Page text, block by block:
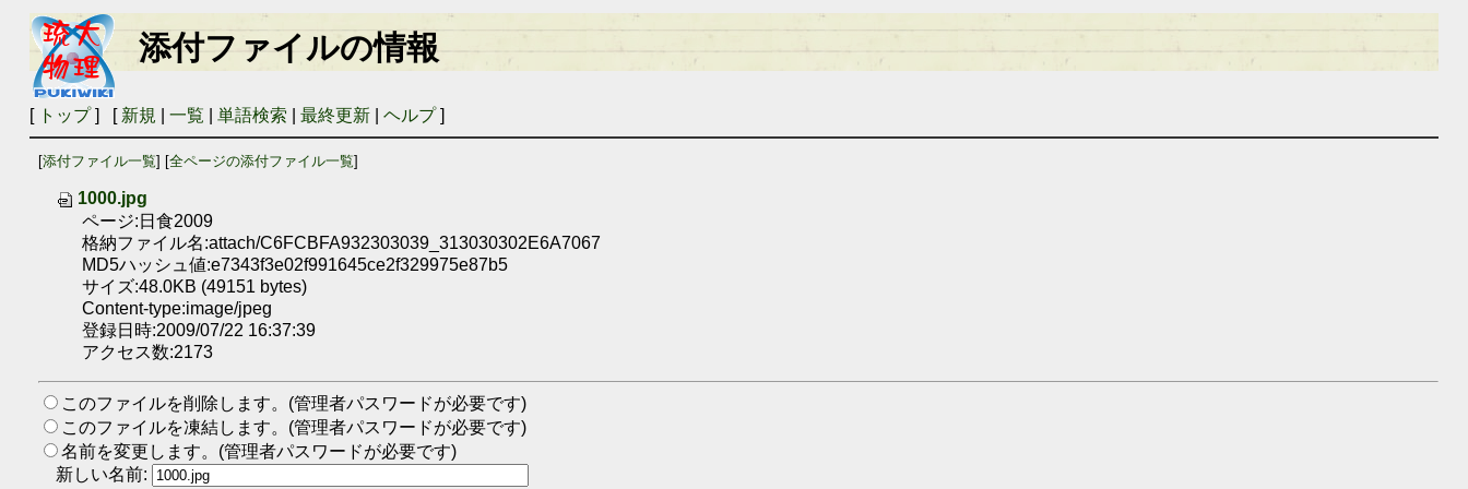
添付ファイルの情報
[ トップ] [ 新規 一覧 単語検索 最終更新| ヘルプ]
[添付ファイル一覧] [全ページの添付ファイル一覧]
1000.jpg
ページ:日食2009
格納ファイル名:attach/C6FCBFA932303039_313030302E6A7067
MD5ハッシュ値:e7343f3e02f991645ce2f329975e87b5
サイズ:48.0KB (49151 bytes)
Content-type:image/jpeg
登録日時:2009/07/22 16:37:39
アクセス数:2173
このファイルを削除します。(管理者パスワードが必要です)
このファイルを凍結します。(管理者パスワードが必要です)
名前を変更します。(管理者パスワードが必要です)
新しい名前: